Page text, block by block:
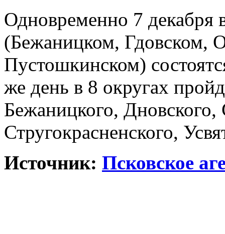
Одновременно 7 декабря
(Бежаницком, Гдовском,
Пустошкинском)
же день в 8 округах
Бежаницкого, Дновского,
Стругокрасненского,
Источник: Псковское